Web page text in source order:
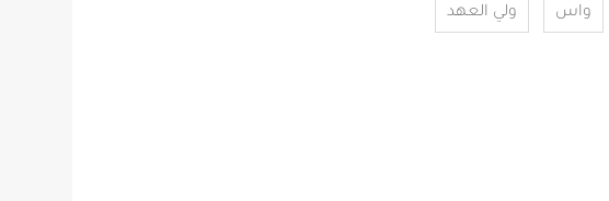
واس ولي العهد